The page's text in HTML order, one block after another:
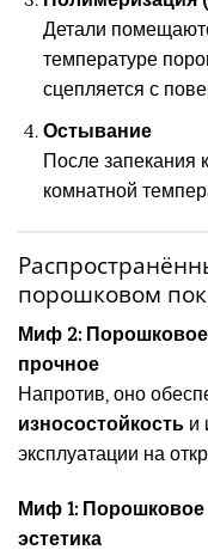
Детали
температуре
сцепляется с
Остывание
После запекания
комнатной
порошковом
Миф 2:
прочное
Напротив, оно
износостойкость и
эксплуатации на
Миф 1:
эстетика